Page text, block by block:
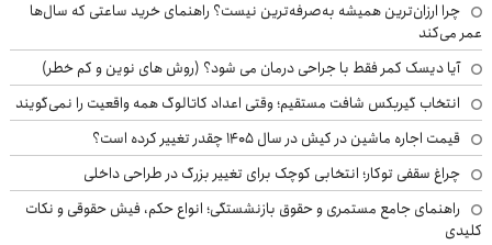
چرا ارزان‌ترین همیشه به‌صرفه‌ترین نیست؟ راهنمای خرید ساعتی که سال‌ها
عمر می‌کند
آیا دیسک کمر فقط با جراحی درمان می شود؟ (روش های نوین و کم خطر)
انتخاب گیربکس شافت مستقیم؛ وقتی اعداد کاتالوگ همه واقعیت را نمی‌گویند
قیمت اجاره ماشین در کیش در سال ۱۴۰۵ چقدر تغییر کرده است؟
چراغ سقفی توکار؛ انتخابی کوچک برای تغییر بزرگ در طراحی داخلی
راهنمای جامع مستمری و حقوق بازنشستگی؛ انواع حکم، فیش حقوقی و نکات
کلیدی